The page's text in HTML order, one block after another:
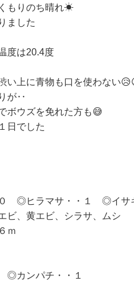
もりのち晴れ☀
ました
度は20.4度
い上に青物も口を使わない
が‥
ボウズを免れた方も😅
日でした
◎ヒラマサ・・１ ◎イサ
ビ、黄エビ、シラサ、ムシ
ｍ
カンパチ・・１